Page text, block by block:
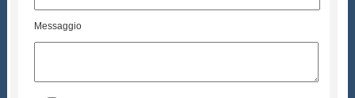
Messaggio